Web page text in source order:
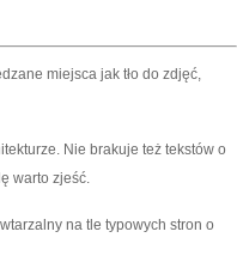
miejsca jak tło do zdjęć,
Nie brakuje też tekstów o
warto zjeść.
na tle typowych stron o